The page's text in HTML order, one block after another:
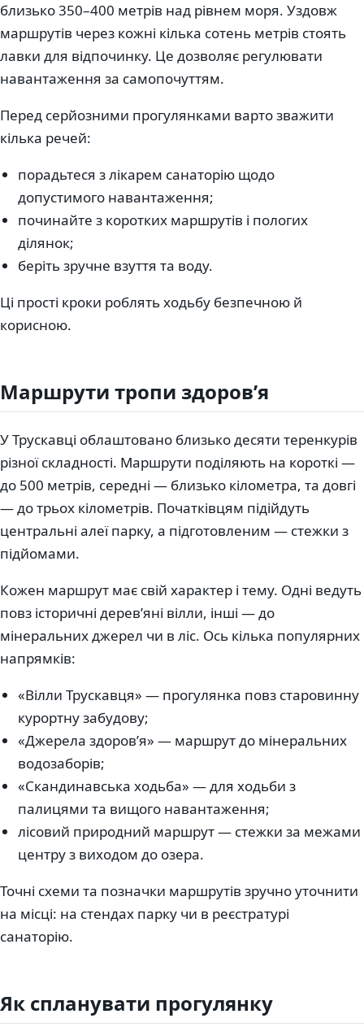
близько 350–400 метрів над рівнем моря. Уздовж
маршрутів через кожні кілька сотень метрів стоять
лавки для відпочинку. Це дозволяє регулювати
навантаження за самопочуттям.
Перед серйозними прогулянками варто зважити
кілька речей:
порадьтеся з лікарем санаторію щодо
допустимого навантаження;
починайте з коротких маршрутів і пологих
ділянок;
беріть зручне взуття та воду.
Ці прості кроки роблять ходьбу безпечною й
корисною.
Маршрути тропи здоровʼя
У Трускавці облаштовано близько десяти теренкурів
різної складності. Маршрути поділяють на короткі —
до 500 метрів, середні — близько кілометра, та довгі
— до трьох кілометрів. Початківцям підійдуть
центральні алеї парку, а підготовленим — стежки з
підйомами.
Кожен маршрут має свій характер і тему. Одні ведуть
повз історичні дерев’яні вілли, інші — до
мінеральних джерел чи в ліс. Ось кілька популярних
напрямків:
«Вілли Трускавця» — прогулянка повз старовинну
курортну забудову;
«Джерела здоровʼя» — маршрут до мінеральних
водозаборів;
«Скандинавська ходьба» — для ходьби з
палицями та вищого навантаження;
лісовий природний маршрут — стежки за межами
центру з виходом до озера.
Точні схеми та позначки маршрутів зручно уточнити
на місці: на стендах парку чи в реєстратурі
санаторію.
Як спланувати прогулянку